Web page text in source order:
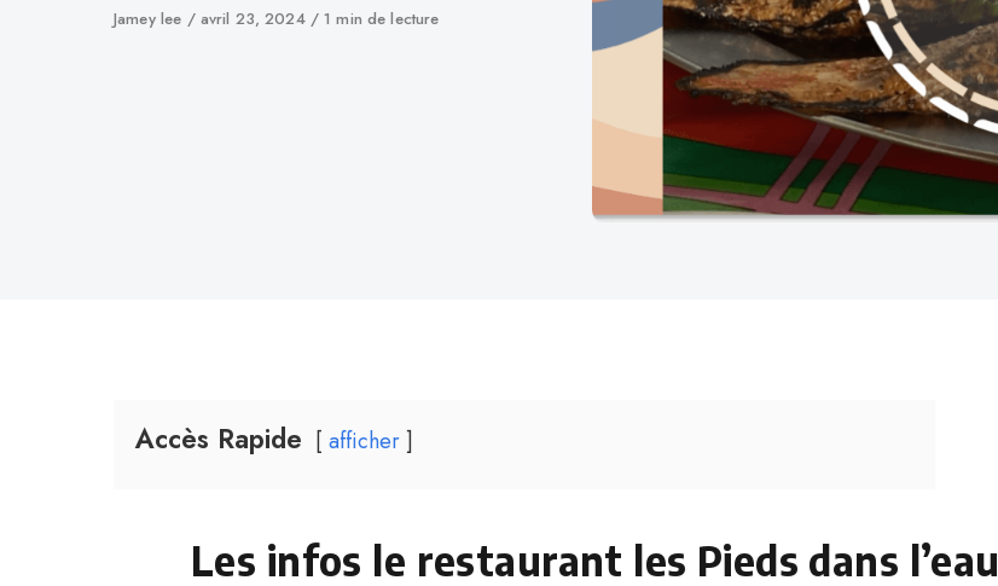
Jamey lee avril 23, 2024 1 min de lecture
Accès Rapide afficher
Les infos le restaurant les Pieds dans l’eau